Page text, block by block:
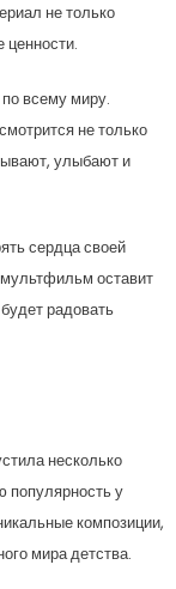
не только
ценности.
всему миру.
не только
улыбают и
сердца своей
оставит
радовать
несколько
у
композиции,
мира детства.